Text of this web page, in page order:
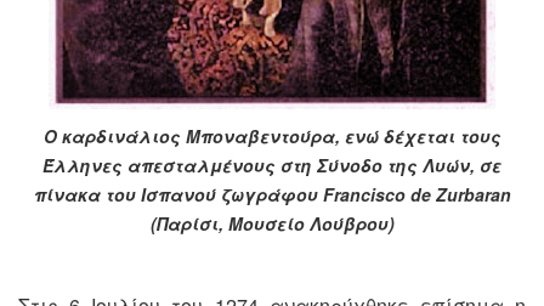
Ο καρδινάλιος Μποναβεντούρα, ενώ δέχεται τους
Έλληνες απεσταλμένους στη Σύνοδο της Λυών, σε
πίνακα του Ισπανού ζωγράφου Francisco de Zurbaran
(Παρίσι, Μουσείο Λούβρου)